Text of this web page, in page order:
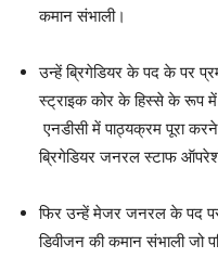
कमान संभाली।
उन्हें ब्रिगेडियर के पद के पर
स्ट्राइक कोर के हिस्से के रूप में
एनडीसी में पाठ्यक्रम पूरा
ब्रिगेडियर जनरल स्टाफ
फिर उन्हें मेजर जनरल के पद
डिवीजन की कमान संभाली जो